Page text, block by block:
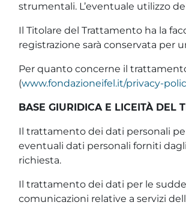
strumentali. L’eventuale utilizzo
Il Titolare del Trattamento ha la
registrazione sarà conservata per
Per quanto concerne il
(www.fondazioneifel.it/privacy-
BASE GIURIDICA E LICEITÀ DEL
Il trattamento dei dati personali
eventuali dati personali forniti
richiesta.
Il trattamento dei dati per le
comunicazioni relative a servizi